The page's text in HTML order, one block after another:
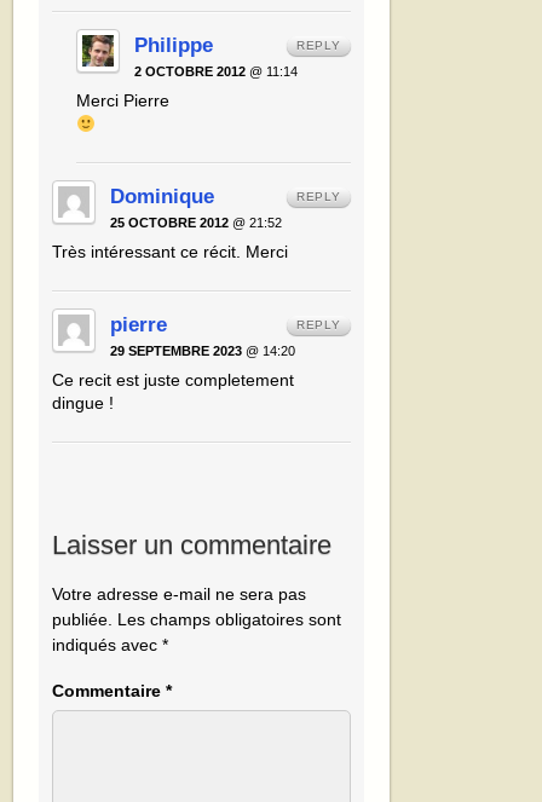
Philippe
2 OCTOBRE 2012 @ 11:14
Merci Pierre
REPLY
Dominique
25 OCTOBRE 2012 @ 21:52
Très intéressant ce récit. Merci
REPLY
pierre
29 SEPTEMBRE 2023 @ 14:20
Ce recit est juste completement
dingue !
REPLY
Laisser un commentaire
Votre adresse e-mail ne sera pas
publiée. Les champs obligatoires sont
indiqués avec*
Commentaire*